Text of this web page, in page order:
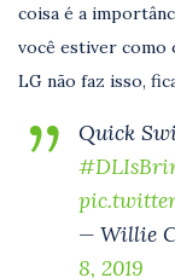
coisa é a
você estiver como
LG não faz isso,
Quick
— Willie
8, 2019